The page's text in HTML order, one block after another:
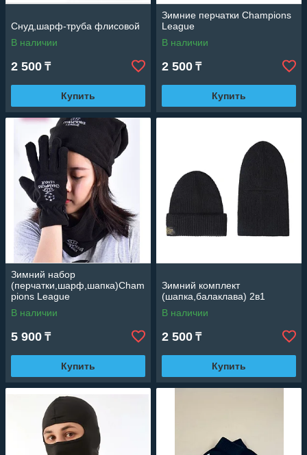
Снуд,шарф-труба флисовой
В наличии
2 500 ₸
Купить
Зимние перчатки Champions
League
В наличии
2 500 ₸
Купить
Зимний набор
(перчатки,шарф,шапка)Cham
pions League
В наличии
5 900 ₸
Купить
Зимний комплект
(шапка,балаклава) 2в1
В наличии
2 500 ₸
Купить